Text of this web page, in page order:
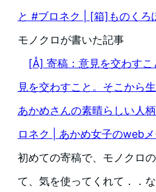
と #ブロネク | [箱]ものくろ
モノクロが書いた記事
[Å] 寄稿：意見を交わす
見を交わすこと。そこから
あかめさんの素晴らしい人
ロネク | あかめ女子のweb
初めての寄稿で、モノクロ
て、気を使ってくれて．．